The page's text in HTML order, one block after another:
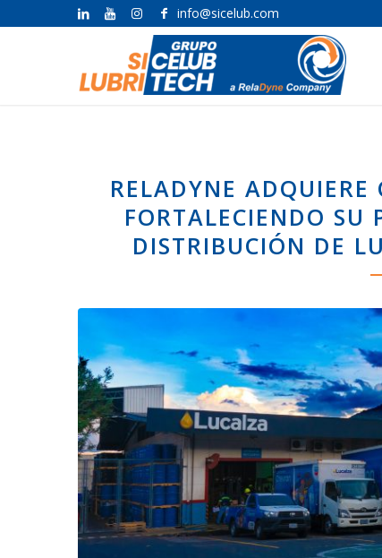
info@sicelub.com
RELADYNE
FORTALECIENDO SU
DISTRIBUCIÓN DE